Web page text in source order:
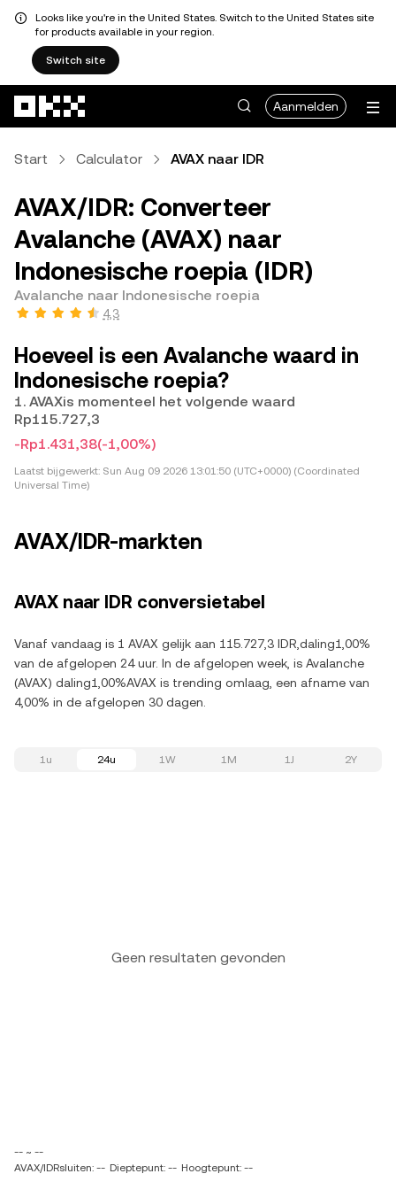
Looks like you're in the United States. Switch to the United States site
for products available in your region.
Switch site
Aanmelden
Start Calculator AVAX naar IDR
AVAX/IDR: Converteer
Avalanche (AVAX) naar
Indonesische roepia (IDR)
Avalanche naar Indonesische roepia
4,3
Hoeveel is een Avalanche waard in
Indonesische roepia?
1. AVAXis momenteel het volgende waard
Rp115.727,3
-Rp1.431,38(-1,00%)
Laatst bijgewerkt: Sun Aug 09 2026 13:01:50 (UTC+0000) (Coordinated
Universal Time)
AVAX/IDR-markten
AVAX naar IDR conversietabel
Vanaf vandaag is 1 AVAX gelijk aan 115.727,3 IDR,daling1,00%
van de afgelopen 24 uur. In de afgelopen week, is Avalanche
(AVAX) daling1,00%AVAX is trending omlaag, een afname van
4,00% in de afgelopen 30 dagen.
1u 24u 1W 1M 1J 2Y
Geen resultaten gevonden
-- ~ --
AVAX/IDRsluiten: -- Dieptepunt: -- Hoogtepunt: --